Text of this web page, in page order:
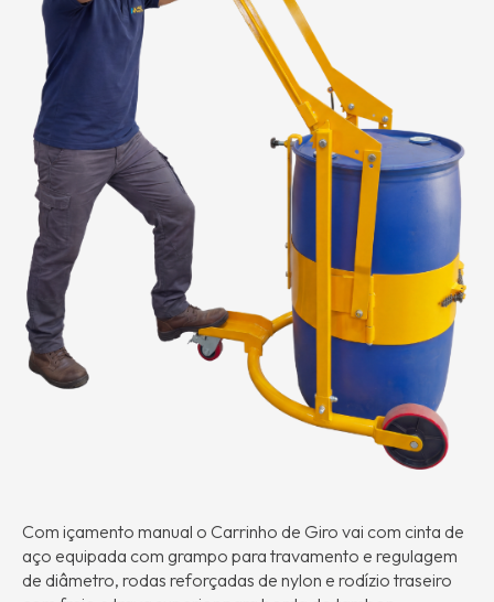
Com içamento manual o Carrinho de Giro vai com cinta de
aço equipada com grampo para travamento e regulagem
de diâmetro, rodas reforçadas de nylon e rodízio traseiro